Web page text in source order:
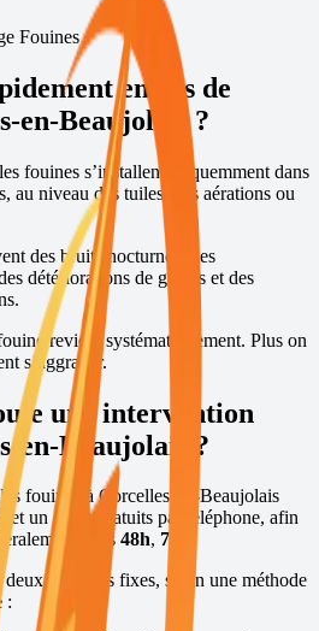
Fouines
en cas de
en-Beaujolais ?
fouines s’installent fréquemment dans
au niveau des tuiles, des aérations ou
des bruits nocturnes, des
détériorations de gaines et des
revient systématiquement. Plus on
s’aggraver.
une intervention
en-Beaujolais ?
fouines àCorcelles-en-Beaujolais
et un devis gratuits par téléphone, afin
sous 48h, 7j/7
passages fixes, selon une méthode
: